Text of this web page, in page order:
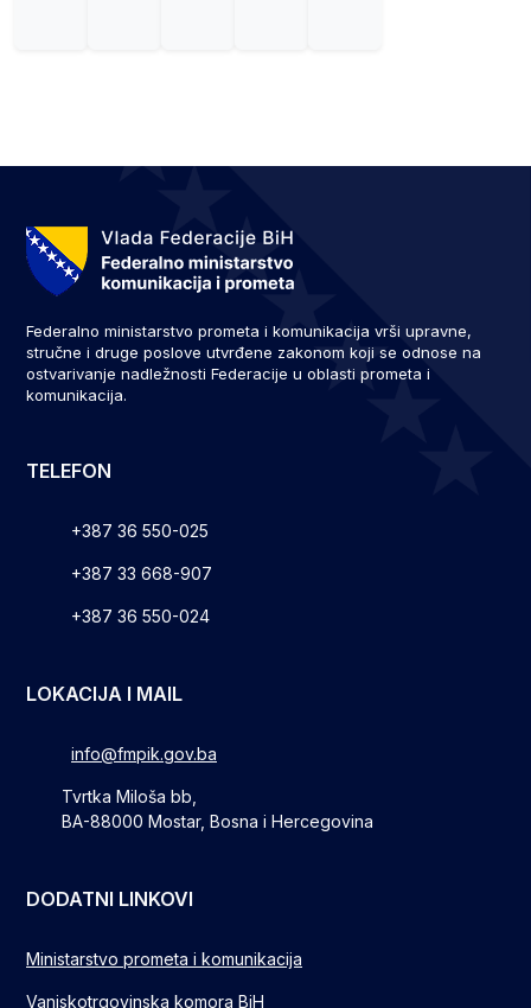
Federalno ministarstvo prometa i komunikacija vrši upravne,
stručne i druge poslove utvrđene zakonom koji se odnose na
ostvarivanje nadležnosti Federacije u oblasti prometa i
komunikacija.
TELEFON
+387 36 550-025
+387 33 668-907
+387 36 550-024
LOKACIJA I MAIL
info@fmpik.gov.ba
Tvrtka Miloša bb,
BA-88000 Mostar, Bosna i Hercegovina
DODATNI LINKOVI
Ministarstvo prometa i komunikacija
Vanjskotrgovinska komora BiH